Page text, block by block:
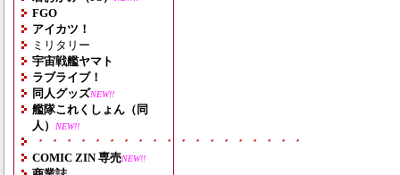
FGO
アイカツ！
ミリタリー
宇宙戦艦ヤマト
ラブライブ！
同人グッズNEW!!
艦隊これくしょん（同
人）
NEW!!
・・・・・・・・・・・・・・・・・・・
COMIC ZIN 専売NEW!!